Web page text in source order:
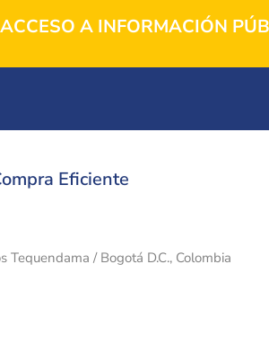
A INFORMACIÓN
Eficiente
/ Bogotá D.C., Colombia